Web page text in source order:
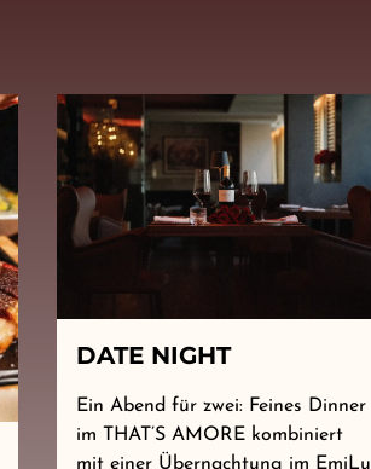
DATE NIGHT
Ein Abend für zwei: Feines Dinner
im THAT’S AMORE kombiniert
mit einer Übernachtung im EmiLu